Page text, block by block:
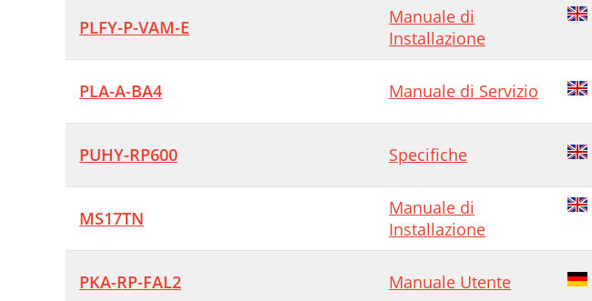
PLFY-P-VAM-E
Manuale di
Installazione
PLA-A-BA4 Manuale di Servizio
PUHY-RP600 Specifiche
MS17TN
Manuale di
Installazione
PKA-RP-FAL2 Manuale Utente